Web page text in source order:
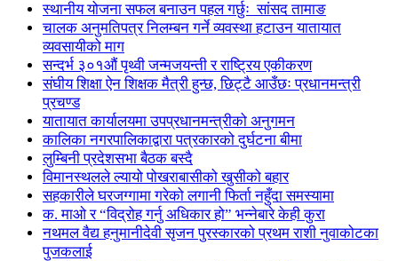
स्थानीय योजना सफल बनाउन पहल गर्छुः सांसद तामाङ
चालक अनुमतिपत्र निलम्बन गर्ने व्यवस्था हटाउन यातायात
व्यवसायीको माग
सन्दर्भ ३०१औं पृथ्वी जन्मजयन्ती र राष्ट्रिय एकीकरण
संघीय शिक्षा ऐन शिक्षक मैत्री हुन्छ, छिट्टै आउँछः प्रधानमन्त्री
प्रचण्ड
यातायात कार्यालयमा उपप्रधानमन्त्रीको अनुगमन
कालिका नगरपालिकाद्वारा पत्रकारको दुर्घटना बीमा
लुम्बिनी प्रदेशसभा बैठक बस्दै
विमानस्थलले ल्यायो पोखराबासीको खुसीको बहार
सहकारीले घरजग्गामा गरेको लगानी फिर्ता नहुँदा समस्यामा
क. माओ र “विद्रोह गर्नु अधिकार हो” भन्नेबारे केही कुरा
नथमल वैद्य हनुमानीदेवी सृजन पुरस्कारको प्रथम राशी नुवाकोटका
पुजकलाई